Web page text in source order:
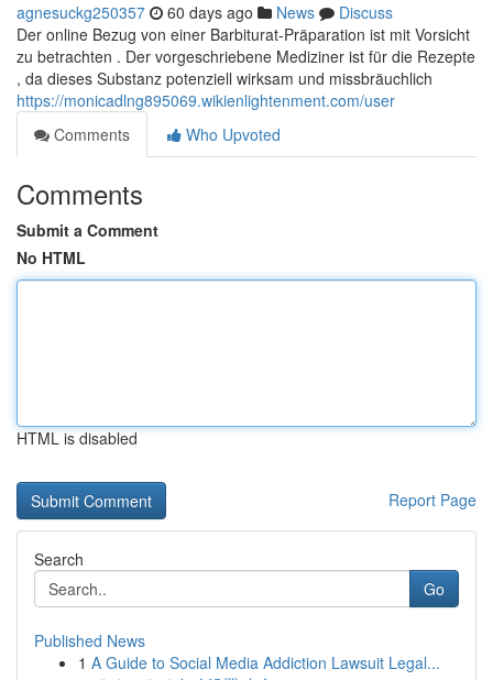
agnesuckg250357 60 days ago News
Discuss
Der online Bezug von einer Barbiturat-Präparation ist mit Vorsicht
zu betrachten . Der vorgeschriebene Mediziner ist für die Rezepte
, da dieses Substanz potenziell wirksam und missbräuchlich
https://monicadlng895069.wikienlightenment.com/user
Comments
Who Upvoted
Comments
Submit a Comment
No HTML
HTML is disabled
Report Page
Search
Go
Published News
1 A Guide to Social Media Addiction Lawsuit Legal...